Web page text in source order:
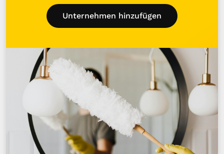
Unternehmen hinzufügen